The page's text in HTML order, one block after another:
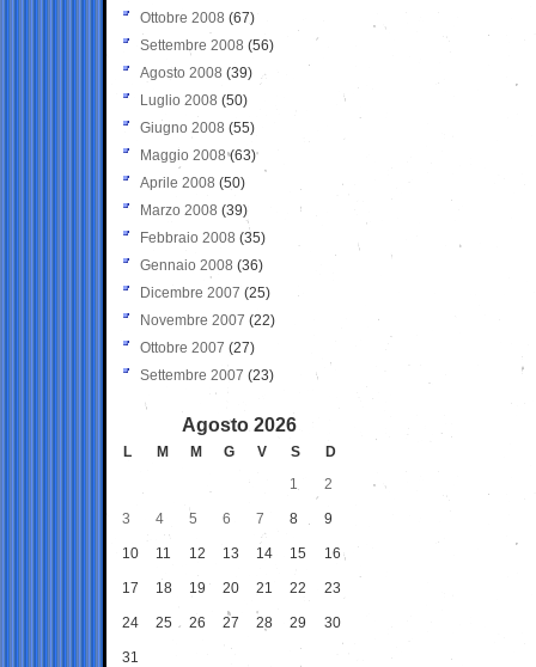
Ottobre 2008 (67)
Settembre 2008 (56)
Agosto 2008 (39)
Luglio 2008 (50)
Giugno 2008 (55)
Maggio 2008(63)
Aprile 2008 (50)
Marzo 2008 (39)
Febbraio 2008 (35)
Gennaio 2008 (36)
Dicembre 2007 (25)
Novembre 2007 (22)
Ottobre 2007 (27)
Settembre 2007 (23)
Agosto 2026
L M M G V S
D
1
2
3 4 5 6 7 8 9
10 11 12 13 14 15 16
17 18 19 20 21 22 23
24 25 26 27 28 29 30
31